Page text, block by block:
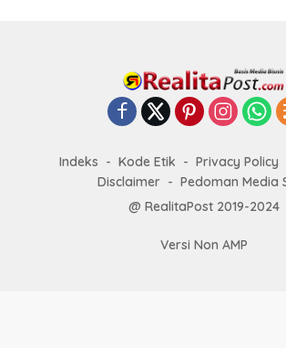
Indeks Kode Etik Privacy Policy
Disclaimer
Pedoman Media
@ RealitaPost 2019-2024
Versi Non AMP